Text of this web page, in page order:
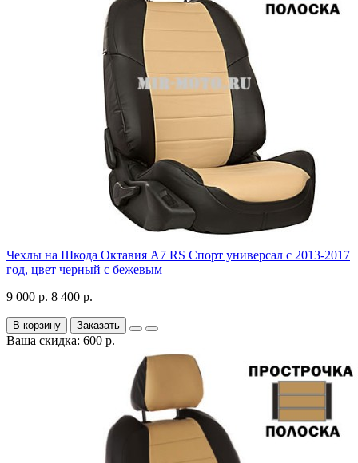
Чехлы на Шкода Октавия А7 RS Спорт универсал с 2013-2017
год, цвет черный с бежевым
9 000 р. 8 400 р.
В корзину Заказать
Ваша скидка: 600 р.